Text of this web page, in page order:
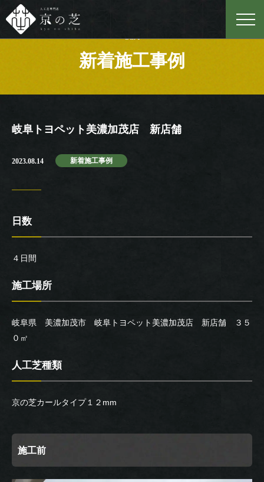
Case
新着施工事例
岐阜トヨペット美濃加茂店 新店舗
2023.08.14 新着施工事例
日数
４日間
施工場所
岐阜県 美濃加茂市 岐阜トヨペット美濃加茂店 新店舗 ３５
０㎡
人工芝種類
京の芝カールタイプ１２mm
施工前